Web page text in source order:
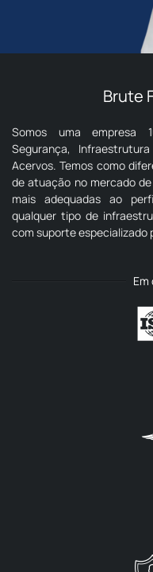
Brute
Somos uma empresa
Segurança,
Acervos. Temos como
de atuação no mercado
mais adequadas ao
qualquer tipo de
com suporte especializado